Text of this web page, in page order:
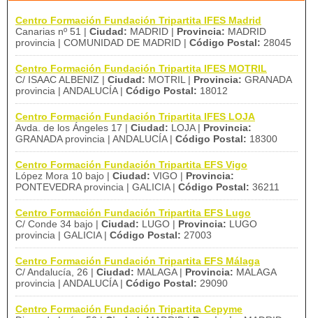
Centro Formación Fundación Tripartita IFES Madrid
Canarias nº 51 | Ciudad: MADRID | Provincia: MADRID
provincia | COMUNIDAD DE MADRID | Código Postal: 28045
Centro Formación Fundación Tripartita IFES MOTRIL
C/ ISAAC ALBENIZ | Ciudad: MOTRIL | Provincia: GRANADA
provincia | ANDALUCÍA | Código Postal: 18012
Centro Formación Fundación Tripartita IFES LOJA
Avda. de los Ángeles 17 | Ciudad: LOJA | Provincia:
GRANADA provincia | ANDALUCÍA | Código Postal: 18300
Centro Formación Fundación Tripartita EFS Vigo
López Mora 10 bajo | Ciudad: VIGO | Provincia:
PONTEVEDRA provincia | GALICIA | Código Postal: 36211
Centro Formación Fundación Tripartita EFS Lugo
C/ Conde 34 bajo | Ciudad: LUGO | Provincia: LUGO
provincia | GALICIA | Código Postal: 27003
Centro Formación Fundación Tripartita EFS Málaga
C/ Andalucía, 26 | Ciudad: MALAGA | Provincia: MALAGA
provincia | ANDALUCÍA | Código Postal: 29090
Centro Formación Fundación Tripartita Cepyme